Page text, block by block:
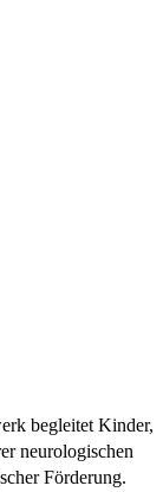
begleitet Kinder,
neurologischen
Förderung.